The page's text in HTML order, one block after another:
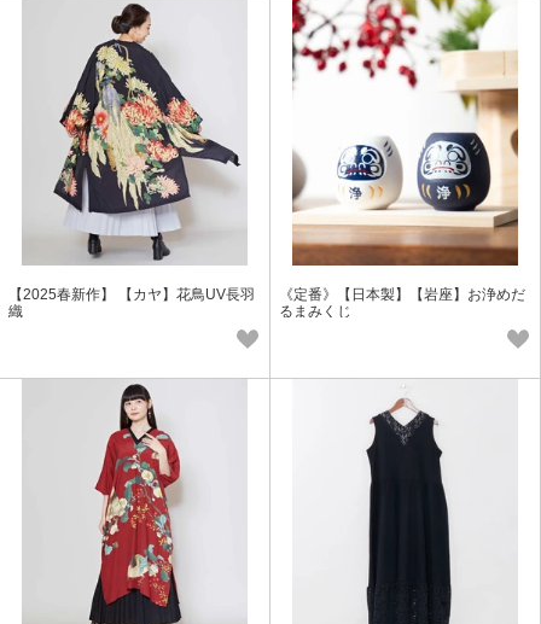
【2025春新作】 【カヤ】花鳥UV長羽
織
《定番》【日本製】【岩座】お浄めだ
るまみくじ